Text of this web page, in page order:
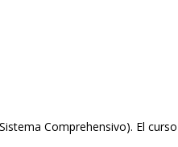
Comprehensivo). El